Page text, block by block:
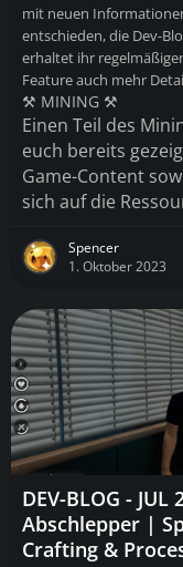
mit neuen
entschieden, die Dev-
erhaltet ihr
Feature auch mehr
⚒️ MINING ⚒️
Einen Teil des
euch bereits
Game-Content
sich auf die
Spencer
1. Oktober 2023
DEV-BLOG -
Abschlepper |
Crafting &